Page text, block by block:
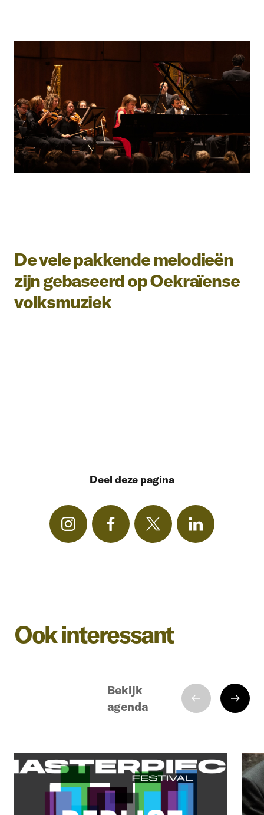
De vele pakkende melodieën
zijn gebaseerd op Oekraïense
volksmuziek
Deel deze pagina
Ook interessant
Bekijk
agenda